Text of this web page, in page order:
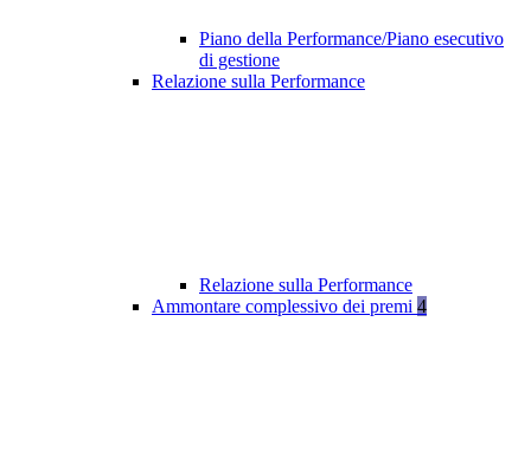
Piano della Performance/Piano esecutivo
di gestione
Relazione sulla Performance
Relazione sulla Performance
Ammontare complessivo dei premi 4